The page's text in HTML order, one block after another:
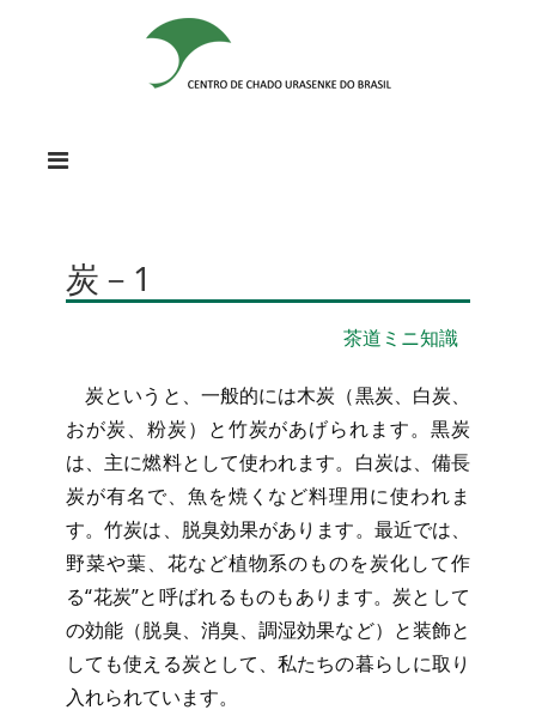
炭－1
茶道ミニ知識
炭というと、一般的には木炭（黒炭、白炭、
おが炭、粉炭）と竹炭があげられます。黒炭
は、主に燃料として使われます。白炭は、備長
炭が有名で、魚を焼くなど料理用に使われま
す。竹炭は、脱臭効果があります。最近では、
野菜や葉、花など植物系のものを炭化して作
る“花炭”と呼ばれるものもあります。炭として
の効能（脱臭、消臭、調湿効果など）と装飾と
しても使える炭として、私たちの暮らしに取り
入れられています。